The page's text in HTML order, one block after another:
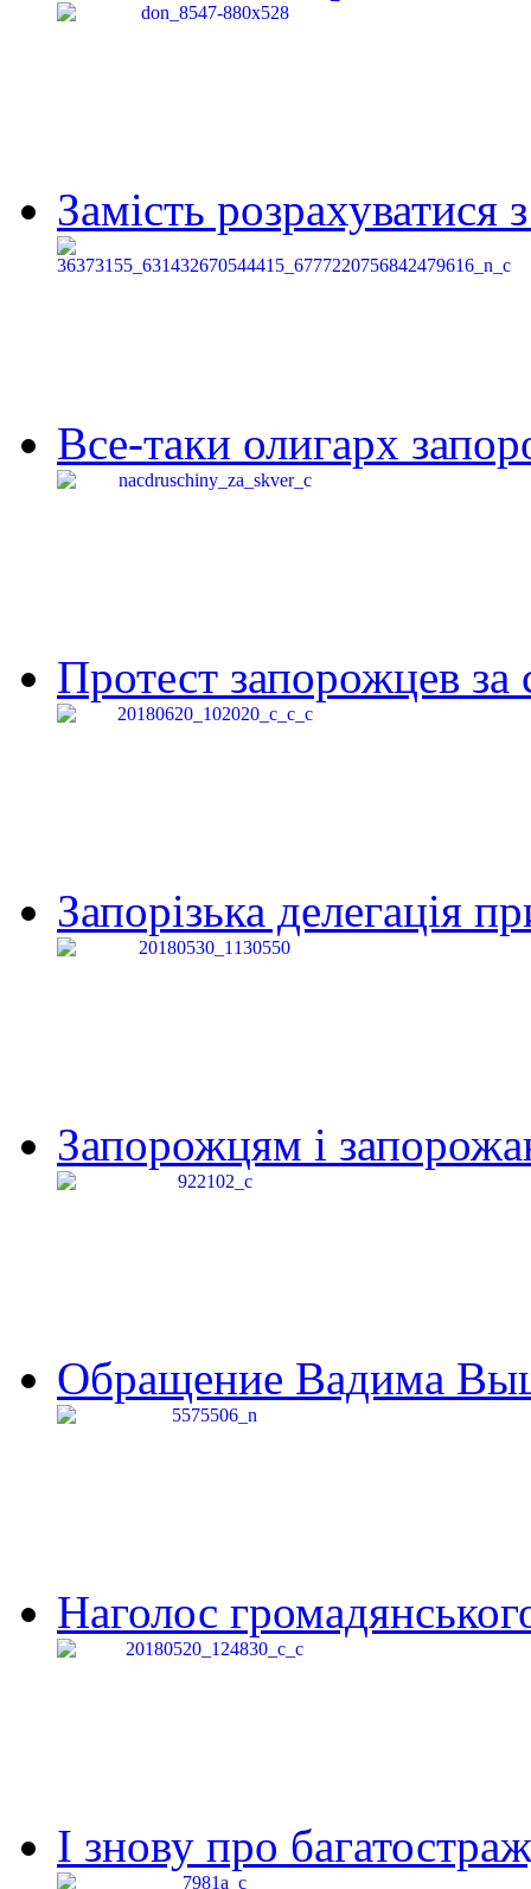
Замість
Все-таки олигарх
Протест запорожцев за
Запорізька делегація
Запорожцям і
Обращение Вадима
Наголос
І знову про